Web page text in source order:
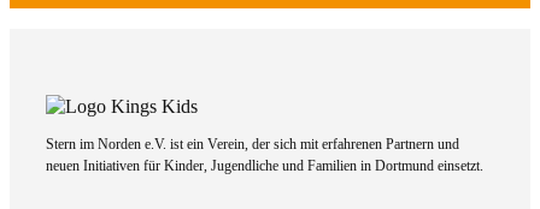
Stern im Norden e.V. ist ein Verein, der sich mit erfahrenen Partnern und
neuen Initiativen für Kinder, Jugendliche und Familien in Dortmund einsetzt.